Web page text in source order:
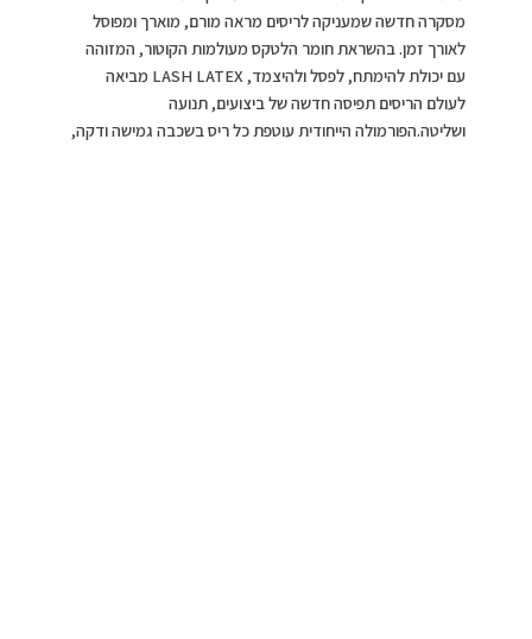
מסקרה חדשה שמעניקה לריסים מראה מורם, מוארך ומפוסל
לאורך זמן. בהשראת חומר הלטקס מעולמות הקוטור, המזוהה
עם יכולת להימתח, לפסל ולהיצמד, LASH LATEX מביאה
לעולם הריסים תפיסה חדשה של ביצועים, תנועה
ושליטה.הפורמולה הייחודית עוטפת כל ריס בשכבה גמישה ודקה,